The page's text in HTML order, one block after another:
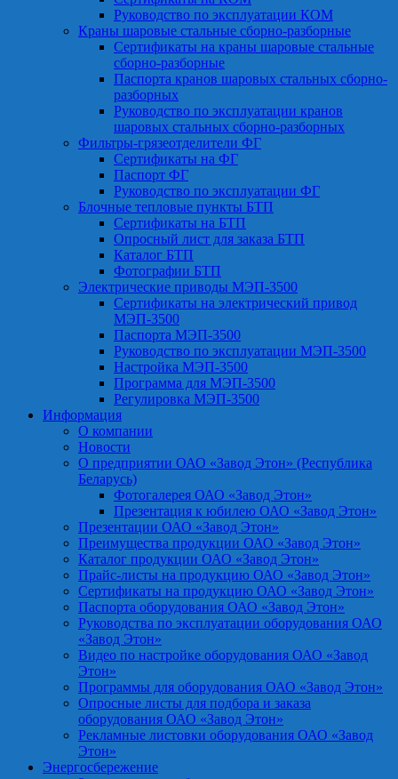
Руководство по эксплуатации КОМ
Краны шаровые стальные сборно-разборные
Сертификаты на краны шаровые стальные
сборно-разборные
Паспорта кранов шаровых стальных сборно-
разборных
Руководство по эксплуатации кранов
шаровых стальных сборно-разборных
Фильтры-грязеотделители ФГ
Сертификаты на ФГ
Паспорт ФГ
Руководство по эксплуатации ФГ
Блочные тепловые пункты БТП
Сертификаты на БТП
Опросный лист для заказа БТП
Каталог БТП
Фотографии БТП
Электрические приводы МЭП-3500
Сертификаты на электрический привод
МЭП-3500
Паспорта МЭП-3500
Руководство по эксплуатации МЭП-3500
Настройка МЭП-3500
Программа для МЭП-3500
Регулировка МЭП-3500
Информация
О компании
Новости
О предприятии ОАО «Завод Этон» (Республика
Беларусь)
Фотогалерея ОАО «Завод Этон»
Презентация к юбилею ОАО «Завод Этон»
Презентации ОАО «Завод Этон»
Преимущества продукции ОАО «Завод Этон»
Каталог продукции ОАО «Завод Этон»
Прайс-листы на продукцию ОАО «Завод Этон»
Сертификаты на продукцию ОАО «Завод Этон»
Паспорта оборудования ОАО «Завод Этон»
Руководства по эксплуатации оборудования ОАО
«Завод Этон»
Видео по настройке оборудования ОАО «Завод
Этон»
Программы для оборудования ОАО «Завод Этон»
Опросные листы для подбора и заказа
оборудования ОАО «Завод Этон»
Рекламные листовки оборудования ОАО «Завод
Этон»
Энергосбережение